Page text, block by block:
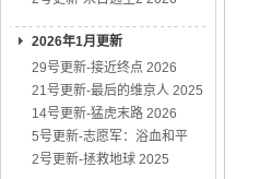
2026年1月更新
29号更新-接近终点 2026
21号更新-最后的维京人 2025
14号更新-猛虎末路 2026
5号更新-志愿军：浴血和平
2号更新-拯救地球 2025